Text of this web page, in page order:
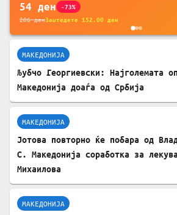
54 ден -73%
206денЗаштедете 152.00 ден
МАКЕДОНИЈА
Љубчо Георгиевски: Најголемата
Македонија доаѓа од Србија
МАКЕДОНИЈА
Јотова повторно ќе побара од
С. Македонија соработка за
Михаилова
МАКЕДОНИЈА